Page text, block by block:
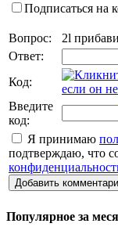
Подписаться на
Вопрос:
2l
Ответ:
Код:
Введите
код:
Я принимаю
подтверждаю, что
Добавить
Популярное за